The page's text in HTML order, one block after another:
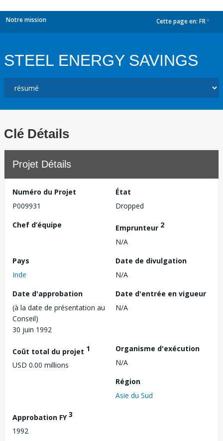
Notre mission Cette page en: FR
STEEL ENERGY SAVINGS
Clé Détails
Projet Détails
Numéro du Projet
P009931
État
Dropped
Chef d’équipe
Emprunteur 2
N/A
Pays
Inde
Date de divulgation
N/A
Date d'approbation
(à la date de présentation au
Conseil)
30 juin 1992
Date d'entrée en vigueur
N/A
Coût total du projet 1
USD 0.00 millions
Organisme d'exécution
N/A
Région
Asie du Sud
Approbation FY3
1992